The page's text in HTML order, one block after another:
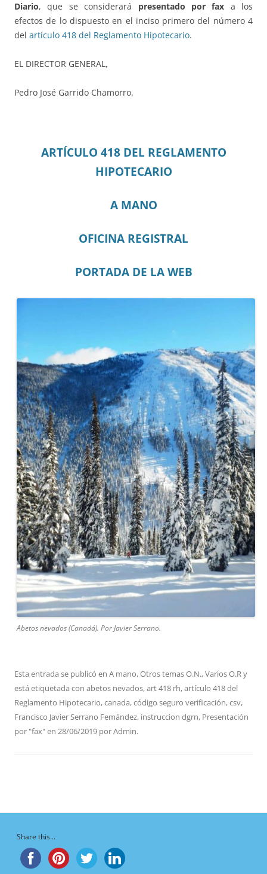
Diario, que se considerará presentado por fax a los
efectos de lo dispuesto en el inciso primero del número 4
del artículo 418 del Reglamento Hipotecario.
EL DIRECTOR GENERAL,
Pedro José Garrido Chamorro.
ARTÍCULO 418 DEL REGLAMENTO
HIPOTECARIO
A MANO
OFICINA REGISTRAL
PORTADA DE LA WEB
Abetos nevados (Canadá). Por Javier Serrano.
Esta entrada se publicó en A mano,Otros temas O.N.,Varios O.Ry
está etiquetada con abetos nevados,art 418 rh,artículo 418 del
Reglamento Hipotecario,canada,código seguro verificación,csv,
Francisco Javier Serrano Femández, instruccion dgrn, Presentación
por "fax"en 28/06/2019 porAdmin.
Share this...